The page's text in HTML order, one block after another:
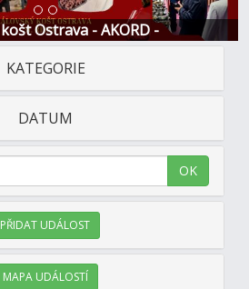
Ostrava - AKORD -
KATEGORIE
DATUM
OK
UDÁLOST
MAPA UDÁLOSTÍ